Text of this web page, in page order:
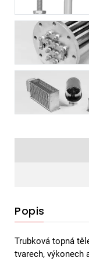
Popis
Trubková topná
tvarech, výkonech